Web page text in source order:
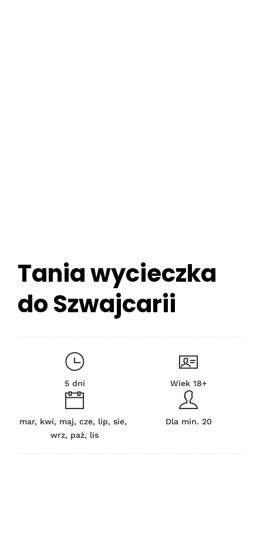
Tania wycieczka
do Szwajcarii
5 dni Wiek 18+
mar, kwi, maj, cze, lip, sie,
wrz, paź, lis
Dla min. 20